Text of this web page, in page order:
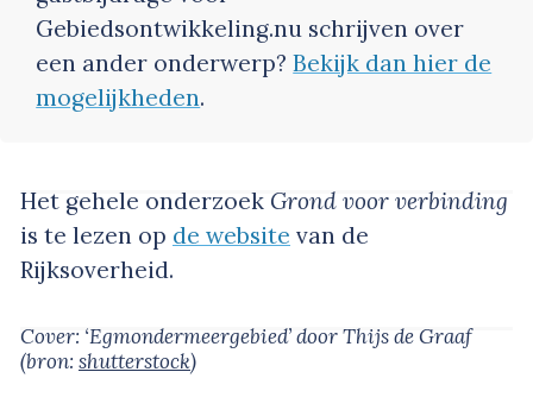
Gebiedsontwikkeling.nu schrijven over
een ander onderwerp?Bekijk dan hier de
mogelijkheden.
Het gehele onderzoek Grond voor verbinding
is te lezen op de website van de
Rijksoverheid.
Cover: ‘Egmondermeergebied’door Thijs de Graaf
(bron: shutterstock)